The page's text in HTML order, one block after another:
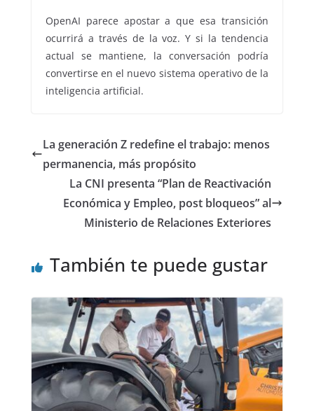
OpenAI parece apostar a que esa transición
ocurrirá a través de la voz. Y si la tendencia
actual se mantiene, la conversación podría
convertirse en el nuevo sistema operativo de la
inteligencia artificial.
La generación Z redefine el trabajo: menos
permanencia, más propósito
La CNI presenta “Plan de Reactivación
Económica y Empleo, post bloqueos” al
Ministerio de Relaciones Exteriores
También te puede gustar